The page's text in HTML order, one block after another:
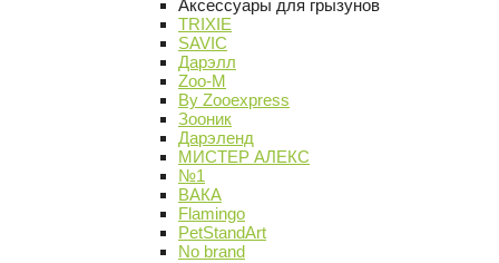
Аксессуары для грызунов
TRIXIE
SAVIC
Дарэлл
Zoo-M
By Zooexpress
Зооник
Дарэленд
МИСТЕР АЛЕКС
№1
ВАКА
Flamingo
PetStandArt
No brand